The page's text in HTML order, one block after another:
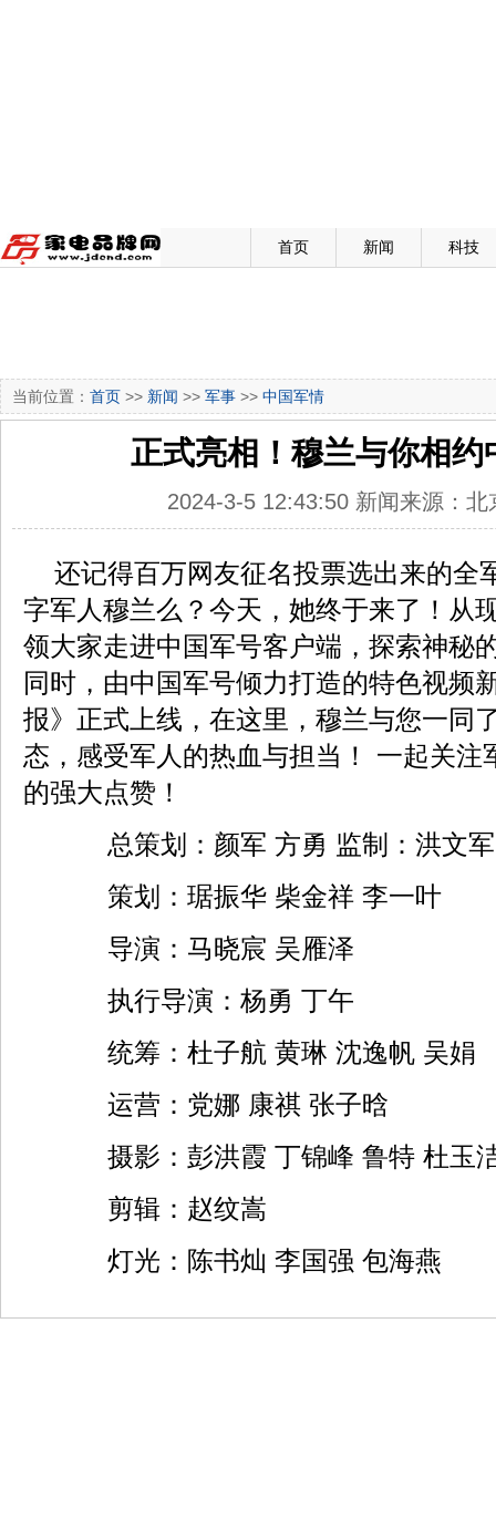
首页 新闻 科技
当前位置： 首页 >> 新闻 >> 军事 >> 中国军情
正式亮相！穆兰与你相约
2024-3-5 12:43:50 新闻来源：北
还记得百万网友征名投票选出来的全
字军人穆兰么？今天，她终于来了！从
领大家走进中国军号客户端，探索神秘
同时，由中国军号倾力打造的特色视频
报》正式上线，在这里，穆兰与您一同
态，感受军人的热血与担当！ 一起关注
的强大点赞！
总策划：颜军 方勇 监制：洪文军
策划：琚振华 柴金祥 李一叶
导演：马晓宸 吴雁泽
执行导演：杨勇 丁午
统筹：杜子航 黄琳 沈逸帆 吴娟
运营：党娜 康祺 张子晗
摄影：彭洪霞 丁锦峰 鲁特 杜玉
剪辑：赵纹嵩
灯光：陈书灿 李国强 包海燕